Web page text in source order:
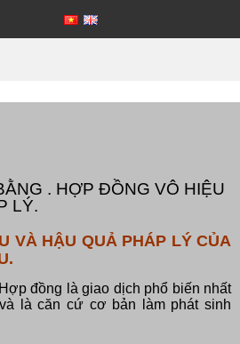
. HỢP ĐỒNG VÔ HIỆU
LÝ.
VÀ HẬU QUẢ PHÁP LÝ CỦA
Hợp đồng là giao dịch phổ biến nhất
là căn cứ cơ bản làm phát sinh